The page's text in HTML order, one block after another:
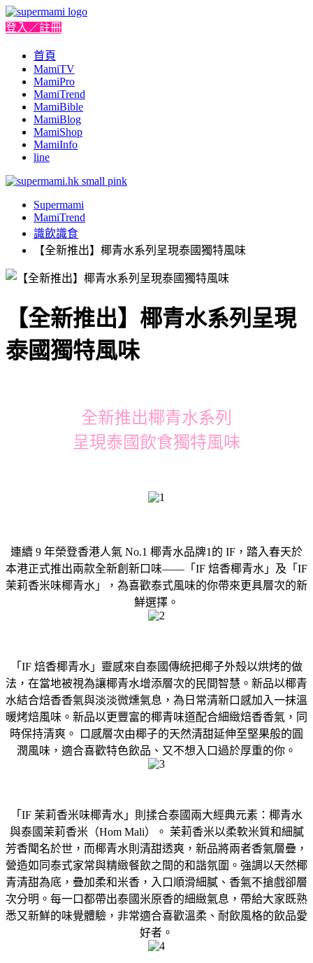
登入／註冊
首頁
MamiTV
MamiPro
MamiTrend
MamiBible
MamiBlog
MamiShop
MamiInfo
line
Supermami
MamiTrend
識飲識食
【全新推出】椰青水系列呈現泰國獨特風味
【全新推出】椰青水系列呈現
泰國獨特風味
全新推出椰青水系列
呈現泰國飲食獨特風味
連續 9 年榮登香港人氣 No.1 椰青水品牌1的 IF，踏入春天於
本港正式推出兩款全新創新口味——「IF 焙香椰青水」及「IF
茉莉香米味椰青水」，為喜歡泰式風味的你帶來更具層次的新
鮮選擇。
「IF 焙香椰青水」靈感來自泰國傳統把椰子外殼以烘烤的做
法，在當地被視為讓椰青水增添層次的民間智慧。新品以椰青
水結合焙香香氣與淡淡微燻氣息，為日常清新口感加入一抹溫
暖烤焙風味。新品以更豐富的椰青味道配合細緻焙香香氣，同
時保持清爽。 口感層次由椰子的天然清甜延伸至堅果般的圓
潤風味，適合喜歡特色飲品、又不想入口過於厚重的你。
「IF 茉莉香米味椰青水」則揉合泰國兩大經典元素：椰青水
與泰國茉莉香米（Hom Mali）。 茉莉香米以柔軟米質和細膩
芳香聞名於世，而椰青水則清甜透爽，新品將兩者香氣層疊，
營造如同泰式家常與精緻餐飲之間的和諧氛圍。強調以天然椰
青清甜為底，疊加柔和米香，入口順滑細膩、香氣不搶戲卻層
次分明。每一口都帶出泰國米原香的細緻氣息，帶給大家既熟
悉又新鮮的味覺體驗，非常適合喜歡溫柔、耐飲風格的飲品愛
好者。